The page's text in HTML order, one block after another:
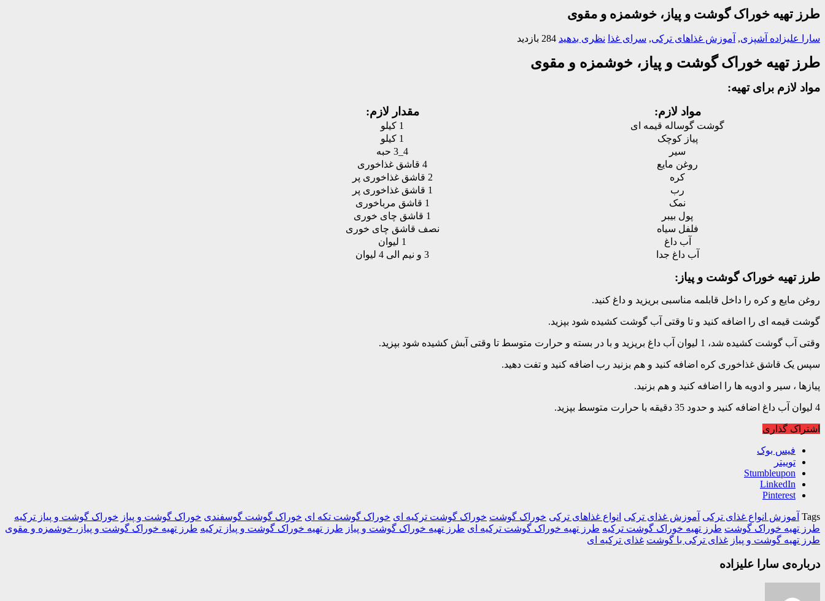
طرز تهیه خوراک گوشت و پیاز، خوشمزه و مقوی
سارا علیزاده آشپزی, آموزش غذاهای ترکی, سرای غذا نظری بدهید 284 بازدید
طرز تهیه خوراک گوشت و پیاز، خوشمزه و مقوی
مواد لازم برای تهیه:
مواد لازم:
مقدار لازم:
گوشت گوساله قیمه ای
1 کیلو
پیاز کوچک
1 کیلو
سیر
4_3 حبه
روغن مایع
4 قاشق غذاخوری
کره
2 قاشق غذاخوری پر
رب
1 قاشق غذاخوری پر
نمک
1 قاشق مرباخوری
پول بیبر
1 قاشق چای خوری
فلفل سیاه
نصف قاشق چای خوری
آب داغ
1 لیوان
آب داغ جدا
3 و نیم الی 4 لیوان
طرز تهیه خوراک گوشت و پیاز:
روغن مایع و کره را داخل قابلمه مناسبی بریزید و داغ کنید.
گوشت قیمه ای را اضافه کنید و تا وقتی آب گوشت کشیده شود بپزید.
وقتی آب گوشت کشیده شد، 1 لیوان آب داغ بریزید و با در بسته و حرارت متوسط تا وقتی آبش کشیده شود بپزید.
سپس یک قاشق غذاخوری کره اضافه کنید و هم بزنید رب اضافه کنید و تفت دهید.
پیازها ، سیر و ادویه ها را اضافه کنید و هم بزنید.
4 لیوان آب داغ اضافه کنید و حدود 35 دقیقه با حرارت متوسط بپزید.
اشتراک گذاری
فیس بوک
توییتر
Stumbleupon
LinkedIn
Pinterest
Tags آموزش انواع غذای ترکی آموزش غذای ترکی انواع غذاهای ترکی خوراک گوشت خوراک گوشت ترکیه ای خوراک گوشت تکه ای خوراک گوشت گوسفندی خوراک گوشت و پیاز خوراک گوشت و پیاز ترکیه
طرز تهیه خوراک گوشت طرز تهیه خوراک گوشت ترکیه طرز تهیه خوراک گوشت ترکیه ای طرز تهیه خوراک گوشت و پیاز طرز تهیه خوراک گوشت و پیاز ترکیه طرز تهیه خوراک گوشت و پیاز، خوشمزه و مقوی
طرز تهیه گوشت و پیاز غذای ترکی با گوشت غذای ترکیه ای
درباره‌ی سارا علیزاده